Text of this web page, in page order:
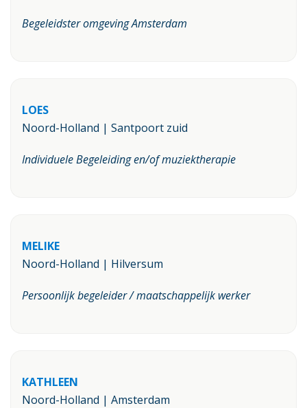
Begeleidster omgeving Amsterdam
LOES
Noord-Holland | Santpoort zuid
Individuele Begeleiding en/of muziektherapie
MELIKE
Noord-Holland | Hilversum
Persoonlijk begeleider / maatschappelijk werker
KATHLEEN
Noord-Holland | Amsterdam